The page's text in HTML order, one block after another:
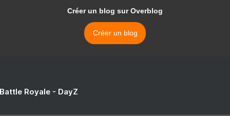
Créer un blog sur Overblog
Créer un blog
Royale - DayZ